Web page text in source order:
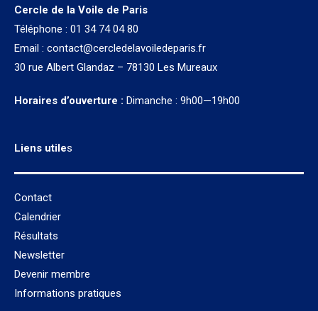
Cercle de la Voile de Paris
Téléphone : 01 34 74 04 80
Email : contact@cercledelavoiledeparis.fr
30 rue Albert Glandaz – 78130 Les Mureaux
Horaires d’ouverture : Dimanche : 9h00—19h00
Liens utiles
Contact
Calendrier
Résultats
Newsletter
Devenir membre
Informations pratiques